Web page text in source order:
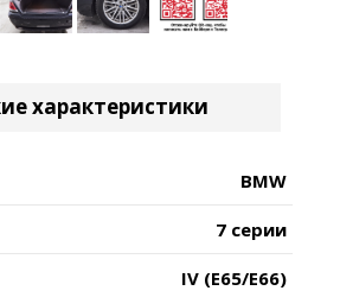
характеристики
BMW
7 серии
IV (E65/E66)